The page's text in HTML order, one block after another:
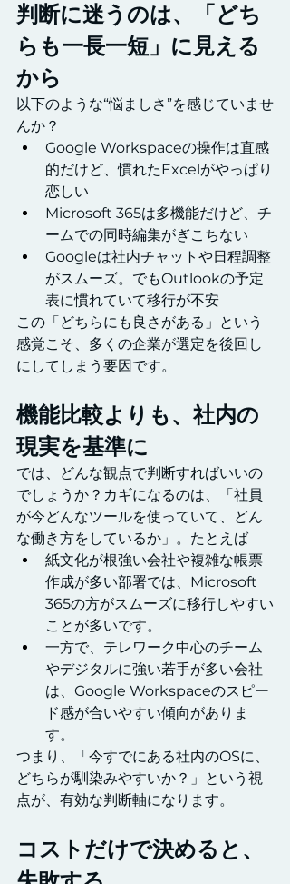
判断に迷うのは、「どち
らも一長一短」に見える
から
以下のような“悩ましさ”を感じていませ
んか？
Google Workspaceの操作は直感
的だけど、慣れたExcelがやっぱり
恋しい
Microsoft 365は多機能だけど、チ
ームでの同時編集がぎこちない
Googleは社内チャットや日程調整
がスムーズ。でもOutlookの予定
表に慣れていて移行が不安
この「どちらにも良さがある」という
感覚こそ、多くの企業が選定を後回し
にしてしまう要因です。
機能比較よりも、社内の
現実を基準に
では、どんな観点で判断すればいいの
でしょうか？カギになるのは、「社員
が今どんなツールを使っていて、どん
な働き方をしているか」。たとえば
紙文化が根強い会社や複雑な帳票
作成が多い部署では、Microsoft
365の方がスムーズに移行しやすい
ことが多いです。
一方で、テレワーク中心のチーム
やデジタルに強い若手が多い会社
は、Google Workspaceのスピー
ド感が合いやすい傾向がありま
す。
つまり、「今すでにある社内のOSに、
どちらが馴染みやすいか？」という視
点が、有効な判断軸になります。
コストだけで決めると、